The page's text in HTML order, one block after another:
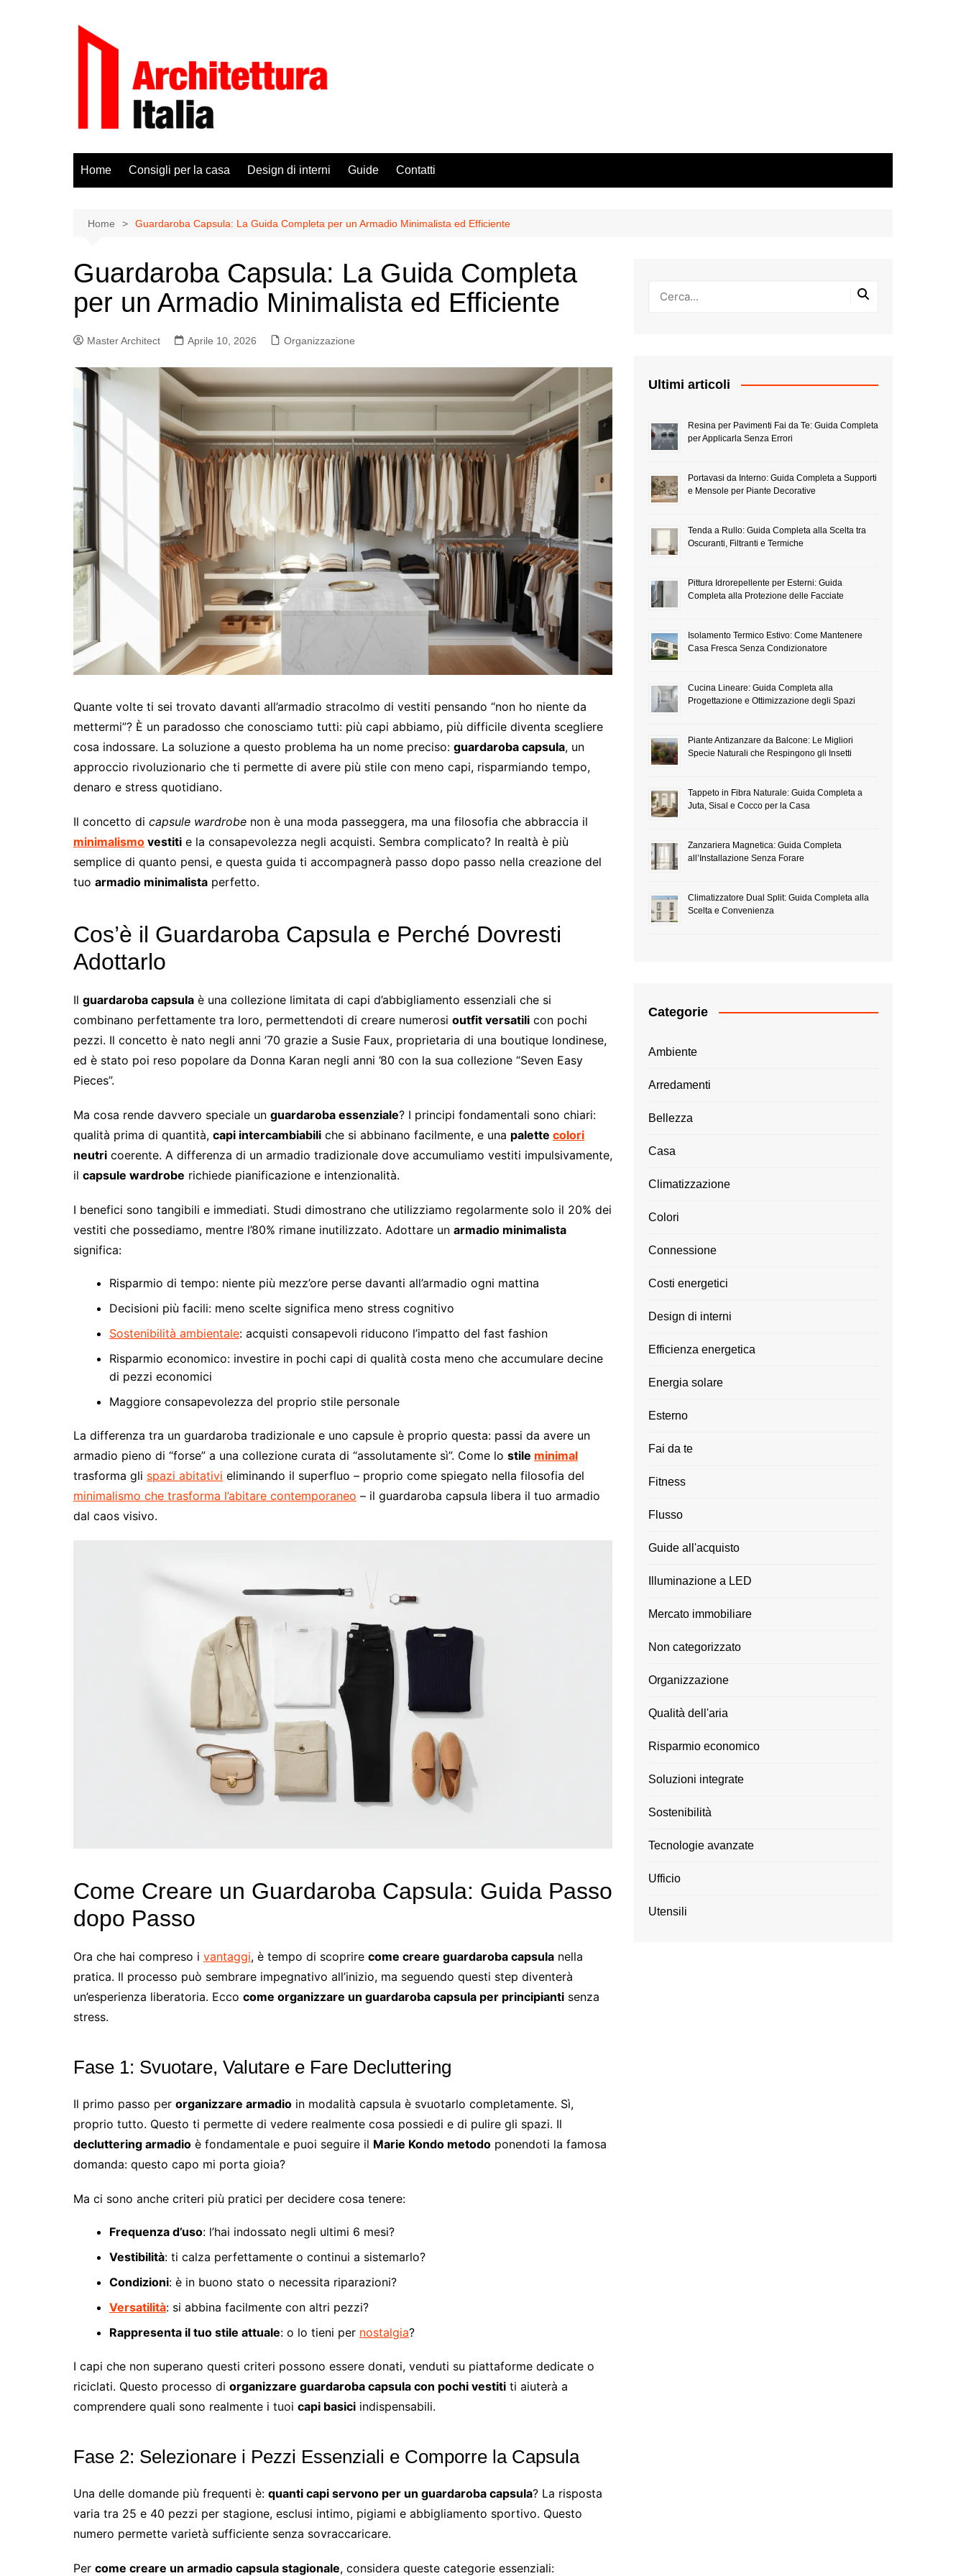
Home Consigli per la casa Design di interni Guide Contatti
Home Guardaroba Capsula: La Guida Completa per un Armadio Minimalista ed Efficiente
Guardaroba Capsula: La Guida Completa
per un Armadio Minimalista ed Efficiente
Master Architect Aprile 10, 2026 Organizzazione
Quante volte ti sei trovato davanti all’armadio stracolmo di vestiti pensando “non ho niente da
mettermi”? È un paradosso che conosciamo tutti: più capi abbiamo, più difficile diventa scegliere
cosa indossare. La soluzione a questo problema ha un nome preciso: guardaroba capsula, un
approccio rivoluzionario che ti permette di avere più stile con meno capi, risparmiando tempo,
denaro e stress quotidiano.
Il concetto di capsule wardrobe non è una moda passeggera, ma una filosofia che abbraccia il
minimalismo vestiti e la consapevolezza negli acquisti. Sembra complicato? In realtà è più
semplice di quanto pensi, e questa guida ti accompagnerà passo dopo passo nella creazione del
tuo armadio minimalista perfetto.
Cos’è il Guardaroba Capsula e Perché Dovresti
Adottarlo
Il guardaroba capsula è una collezione limitata di capi d’abbigliamento essenziali che si
combinano perfettamente tra loro, permettendoti di creare numerosi outfit versatili con pochi
pezzi. Il concetto è nato negli anni ’70 grazie a Susie Faux, proprietaria di una boutique londinese,
ed è stato poi reso popolare da Donna Karan negli anni ’80 con la sua collezione “Seven Easy
Pieces”.
Ma cosa rende davvero speciale un guardaroba essenziale? I principi fondamentali sono chiari:
qualità prima di quantità, capi intercambiabili che si abbinano facilmente, e una palette colori
neutri coerente. A differenza di un armadio tradizionale dove accumuliamo vestiti impulsivamente,
il capsule wardrobe richiede pianificazione e intenzionalità.
I benefici sono tangibili e immediati. Studi dimostrano che utilizziamo regolarmente solo il 20% dei
vestiti che possediamo, mentre l’80% rimane inutilizzato. Adottare un armadio minimalista
significa:
Risparmio di tempo: niente più mezz’ore perse davanti all’armadio ogni mattina
Decisioni più facili: meno scelte significa meno stress cognitivo
Sostenibilità ambientale: acquisti consapevoli riducono l’impatto del fast fashion
Risparmio economico: investire in pochi capi di qualità costa meno che accumulare decine
di pezzi economici
Maggiore consapevolezza del proprio stile personale
La differenza tra un guardaroba tradizionale e uno capsule è proprio questa: passi da avere un
armadio pieno di “forse” a una collezione curata di “assolutamente sì”. Come lo stile minimal
trasforma gli spazi abitativi eliminando il superfluo – proprio come spiegato nella filosofia del
minimalismo che trasforma l’abitare contemporaneo – il guardaroba capsula libera il tuo armadio
dal caos visivo.
Come Creare un Guardaroba Capsula: Guida Passo
dopo Passo
Ora che hai compreso i vantaggi, è tempo di scoprire come creare guardaroba capsula nella
pratica. Il processo può sembrare impegnativo all’inizio, ma seguendo questi step diventerà
un’esperienza liberatoria. Ecco come organizzare un guardaroba capsula per principianti senza
stress.
Fase 1: Svuotare, Valutare e Fare Decluttering
Il primo passo per organizzare armadio in modalità capsula è svuotarlo completamente. Sì,
proprio tutto. Questo ti permette di vedere realmente cosa possiedi e di pulire gli spazi. Il
decluttering armadio è fondamentale e puoi seguire il Marie Kondo metodo ponendoti la famosa
domanda: questo capo mi porta gioia?
Ma ci sono anche criteri più pratici per decidere cosa tenere:
Frequenza d’uso: l’hai indossato negli ultimi 6 mesi?
Vestibilità: ti calza perfettamente o continui a sistemarlo?
Condizioni: è in buono stato o necessita riparazioni?
Versatilità: si abbina facilmente con altri pezzi?
Rappresenta il tuo stile attuale: o lo tieni per nostalgia?
I capi che non superano questi criteri possono essere donati, venduti su piattaforme dedicate o
riciclati. Questo processo di organizzare guardaroba capsula con pochi vestiti ti aiuterà a
comprendere quali sono realmente i tuoi capi basici indispensabili.
Fase 2: Selezionare i Pezzi Essenziali e Comporre la Capsula
Una delle domande più frequenti è: quanti capi servono per un guardaroba capsula? La risposta
varia tra 25 e 40 pezzi per stagione, esclusi intimo, pigiami e abbigliamento sportivo. Questo
numero permette varietà sufficiente senza sovraccaricare.
Per come creare un armadio capsula stagionale, considera queste categorie essenziali:
Ultimi articoli
Resina per Pavimenti Fai da Te: Guida Completa
per Applicarla Senza Errori
Portavasi da Interno: Guida Completa a Supporti
e Mensole per Piante Decorative
Tenda a Rullo: Guida Completa alla Scelta tra
Oscuranti, Filtranti e Termiche
Pittura Idrorepellente per Esterni: Guida
Completa alla Protezione delle Facciate
Isolamento Termico Estivo: Come Mantenere
Casa Fresca Senza Condizionatore
Cucina Lineare: Guida Completa alla
Progettazione e Ottimizzazione degli Spazi
Piante Antizanzare da Balcone: Le Migliori
Specie Naturali che Respingono gli Insetti
Tappeto in Fibra Naturale: Guida Completa a
Juta, Sisal e Cocco per la Casa
Zanzariera Magnetica: Guida Completa
all’Installazione Senza Forare
Climatizzatore Dual Split: Guida Completa alla
Scelta e Convenienza
Categorie
Ambiente
Arredamenti
Bellezza
Casa
Climatizzazione
Colori
Connessione
Costi energetici
Design di interni
Efficienza energetica
Energia solare
Esterno
Fai da te
Fitness
Flusso
Guide all'acquisto
Illuminazione a LED
Mercato immobiliare
Non categorizzato
Organizzazione
Qualità dell'aria
Risparmio economico
Soluzioni integrate
Sostenibilità
Tecnologie avanzate
Ufficio
Utensili